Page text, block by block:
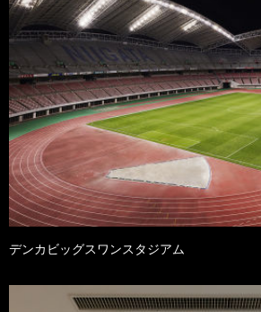
デンカビッグスワンスタジアム